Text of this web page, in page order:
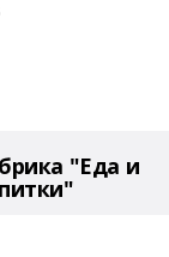
"Еда и